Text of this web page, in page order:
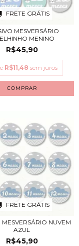
FRETE GRÁTIS
MESVERSÁRIO
MENINO
R$45,90
R$11,48 sem juros
FRETE GRÁTIS
NUVEM
AZUL
R$45,90